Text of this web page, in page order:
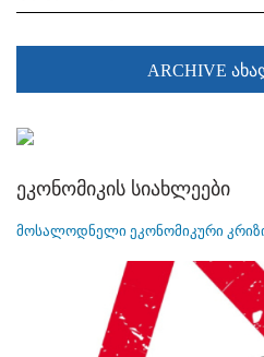
ARCHIVE
ეკონომიკის სიახლეები
მოსალოდნელი ეკონომიკური